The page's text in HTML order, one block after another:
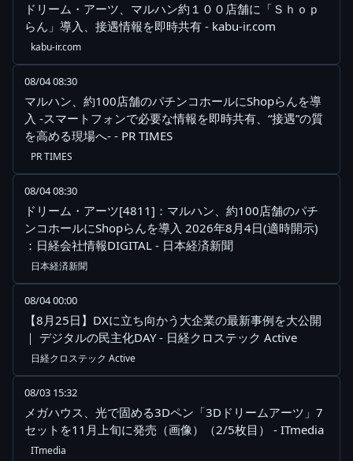
ドリーム・アーツ、マルハン約１００店舗に「Ｓｈｏｐ
らん」導入、接遇情報を即時共有 - kabu-ir.com
kabu-ir.com
08/04 08:30
マルハン、約100店舗のパチンコホールにShopらんを導
入 -スマートフォンで必要な情報を即時共有、“接遇”の質
を高める現場へ- - PR TIMES
PR TIMES
08/04 08:30
ドリーム・アーツ[4811]：マルハン、約100店舗のパチ
ンコホールにShopらんを導入 2026年8月4日(適時開示)
：日経会社情報DIGITAL - 日本経済新聞
日本経済新聞
08/04 00:00
【8月25日】DXに立ち向かう大企業の最新事例を大公開
｜ デジタルの民主化DAY - 日経クロステック Active
日経クロステック Active
08/03 15:32
メガハウス、光で固める3Dペン「3Dドリームアーツ」7
セットを11月上旬に発売（画像）（2/5枚目） - ITmedia
ITmedia